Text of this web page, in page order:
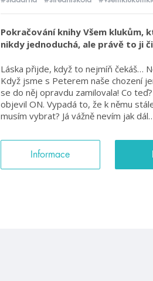
Pokračování knihy Všem klukům,
nikdy jednoduchá, ale právě to ji
Láska přijde, když to nejmíň čekáš…
Když jsme s Peterem naše chození
se do něj opravdu zamilovala! Co
objevil ON. Vypadá to, že k němu
musím vybrat? Já vážně nevím jak
Informace